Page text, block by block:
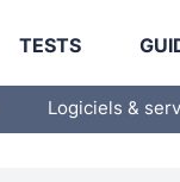
TESTS
Logiciels &